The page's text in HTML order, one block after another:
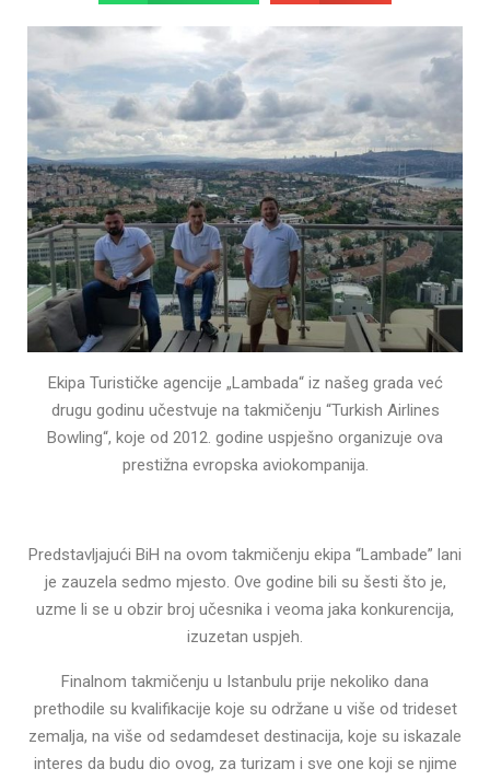
Ekipa Turističke agencije „Lambada“ iz našeg grada već
drugu godinu učestvuje na takmičenju “Turkish Airlines
Bowling“, koje od 2012. godine uspješno organizuje ova
prestižna evropska aviokompanija.
Predstavljajući BiH na ovom takmičenju ekipa “Lambade” lani
je zauzela sedmo mjesto. Ove godine bili su šesti što je,
uzme li se u obzir broj učesnika i veoma jaka konkurencija,
izuzetan uspjeh.
Finalnom takmičenju u Istanbulu prije nekoliko dana
prethodile su kvalifikacije koje su održane u više od trideset
zemalja, na više od sedamdeset destinacija, koje su iskazale
interes da budu dio ovog, za turizam i sve one koji se njime